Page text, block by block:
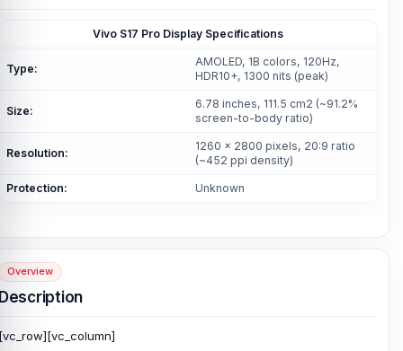
Vivo S17 Pro Display Specifications
Type:
AMOLED, 1B colors, 120Hz,
HDR10+, 1300 nits (peak)
Size:
6.78 inches, 111.5 cm2 (~91.2%
screen-to-body ratio)
Resolution:
1260 x 2800 pixels, 20:9 ratio
(~452 ppi density)
Protection: Unknown
Overview